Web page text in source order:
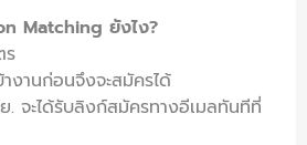
Matching ยังไง?
ร
านก่อนจึงจะสมัครได้
ะได้รับลิงก์สมัครทางอีเมลทันทีที่